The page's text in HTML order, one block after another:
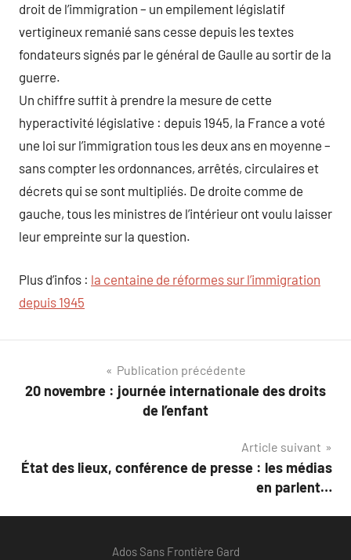
droit de l’immigration – un empilement législatif
vertigineux remanié sans cesse depuis les textes
fondateurs signés par le général de Gaulle au sortir de la
guerre.
Un chiffre suffit à prendre la mesure de cette
hyperactivité législative : depuis 1945, la France a voté
une loi sur l’immigration tous les deux ans en moyenne –
sans compter les ordonnances, arrêtés, circulaires et
décrets qui se sont multipliés. De droite comme de
gauche, tous les ministres de l’intérieur ont voulu laisser
leur empreinte sur la question.
Plus d’infos : la centaine de réformes sur l’immigration
depuis 1945
Navigation
de
Publication précédente
20 novembre : journée internationale des droits
de l’enfant
Article suivant
État des lieux, conférence de presse : les médias
en parlent…
Ados Sans Frontière Gard